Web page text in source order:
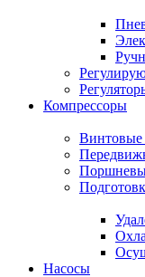
Компрессоры
Винтовые
Насосы